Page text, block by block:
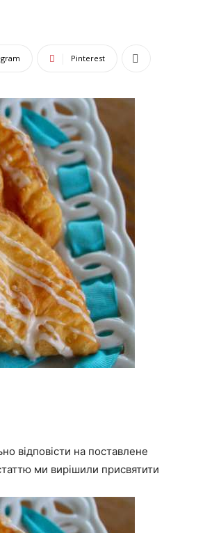
Pinterest
відповісти на поставлене
ми вирішили присвятити